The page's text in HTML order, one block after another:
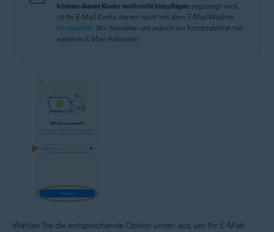
können dieses Konto noch nicht hinzufügen angezeigt wird,
ist Ihr E-Mail-Konto derzeit nicht mit dem E-Mail-Wächter
kompatibel . Wir bemühen uns jedoch um Komptabilität mit
weiteren E-Mail-Anbietern.
Wählen Sie die entsprechende Option unten aus, um Ihr E-Mail-